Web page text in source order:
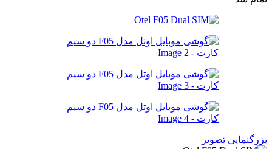
بزرگنمایی تصویر